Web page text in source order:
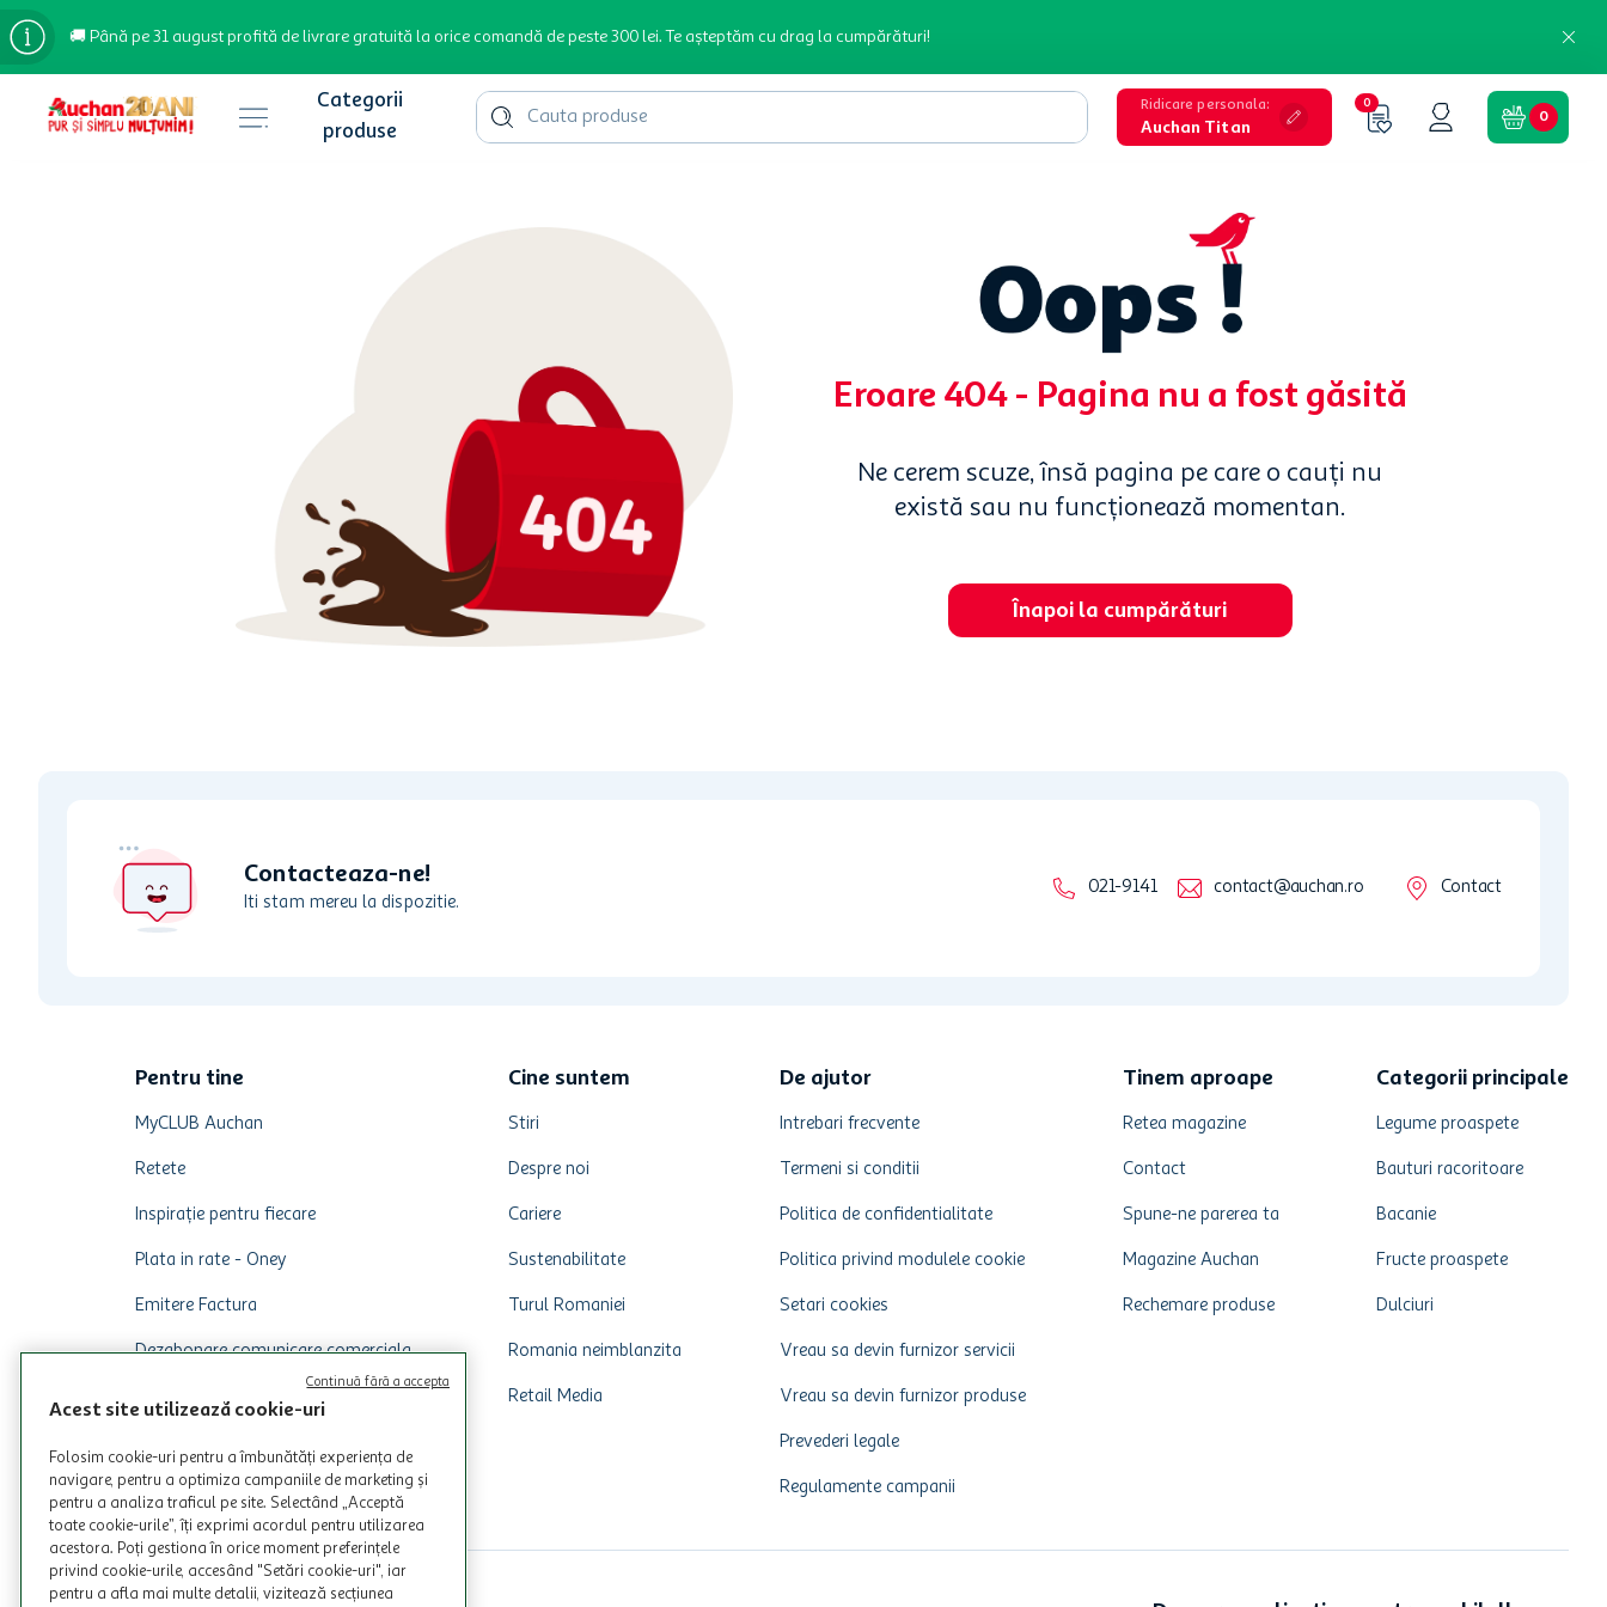
🚚 Până pe 31 august profită de livrare gratuită la orice comandă de peste 300 lei. Te așteptăm cu drag la cumpărături!
Cauta produse
inghetata
cafea boabe
troler
hartie igienica
ciocolata
garden star
lapte
Ridicare personala:
Auchan Titan
0
0
Eroare 404 - Pagina nu a fost găsită
Ne cerem scuze, însă pagina pe care o cauți nu
există sau nu funcționează momentan.
Înapoi la cumpărături
Contacteaza-ne!
Iti stam mereu la dispozitie.
021-9141 contact@auchan.ro Contact
Pentru tine
MyCLUB Auchan
Retete
Inspirație pentru fiecare
Plata in rate - Oney
Emitere Factura
Dezabonare comunicare comerciala
Cine suntem
Stiri
Despre noi
Cariere
Sustenabilitate
Turul Romaniei
Romania neimblanzita
Retail Media
De ajutor
Intrebari frecvente
Termeni si conditii
Politica de confidentialitate
Politica privind modulele cookie
Setari cookies
Vreau sa devin furnizor servicii
Vreau sa devin furnizor produse
Prevederi legale
Regulamente campanii
Tinem aproape
Retea magazine
Contact
Spune-ne parerea ta
Magazine Auchan
Rechemare produse
Categorii principale
Legume proaspete
Bauturi racoritoare
Bacanie
Fructe proaspete
Dulciuri
Acest site utilizează cookie-uri
Folosim cookie-uri pentru a îmbunătăți experiența de
navigare, pentru a optimiza campaniile de marketing și
pentru a analiza traficul pe site. Selectând „Acceptă
toate cookie-urile”, îți exprimi acordul pentru utilizarea
acestora. Poți gestiona în orice moment preferințele
privind cookie-urile, accesând "Setări cookie-uri", iar
pentru a afla mai multe detalii, vizitează secțiunea
Continuă fără a accepta